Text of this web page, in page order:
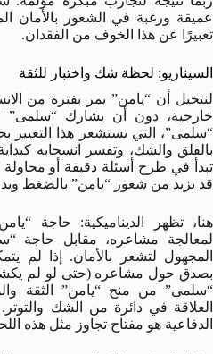
عميقة ورغبة في الشعور بالأمان
تعبيرًا عن هذا الخوف من الفقدان.
السيناريو: لحظة شك واختبار للثقة
لنتخيل أن “يامن” يمر بفترة من
خارجية، دون أن يشارك “سلمى”
“سلمى”، التي تستشعر هذا التغيير
بالقلق والشك، وتفسر انسحابه
تبدأ في طرح أسئلة دقيقة أو محاولة
قد يزيد من شعور “يامن” بالضغط
هنا، تظهر الديناميكية: حاجة
لمعالجة مشاعره، مقابل حاجة
المجهول لتشعر بالأمان. إذا لم
بصدق حول مشاعره (حتى لو لم
“سلمى” من منح “يامن” الثقة
العلاقة في دائرة من الشك والتوتر.
الدفاعية هو مفتاح تجاوز مثل هذه